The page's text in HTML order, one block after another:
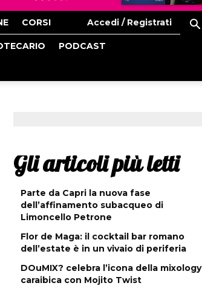
CORSI Accedi / Registrati
PODCAST
Gli articoli più letti
Parte da Capri la nuova fase
dell’affinamento subacqueo di
Limoncello Petrone
Flor de Maga: il cocktail bar romano
dell’estate è in un vivaio di periferia
DOuMIX? celebra l’icona della mixology
caraibica con Mojito Twist